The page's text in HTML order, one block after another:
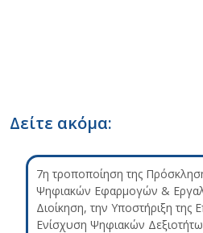
Δείτε ακόμα:
7η τροποποίηση της
Ψηφιακών Εφαρμογών &
Διοίκηση, την Υποστήριξη της
Ενίσχυση Ψηφιακών